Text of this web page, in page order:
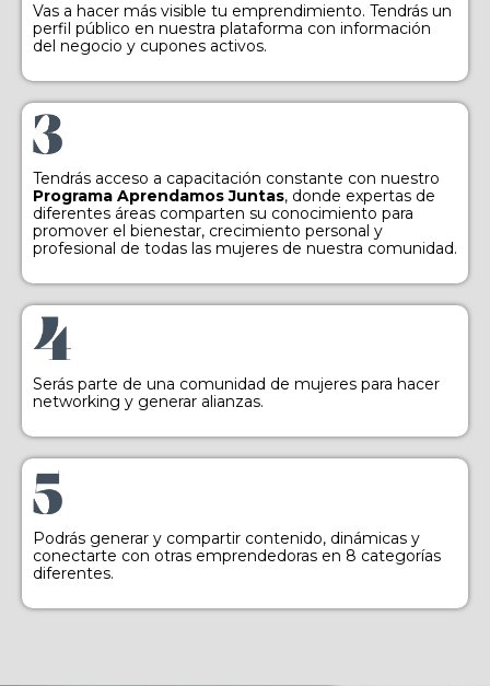
Vas a hacer más visible tu emprendimiento. Tendrás un
perfil público en nuestra plataforma con información
del negocio y cupones activos.
Tendrás acceso a capacitación constante con nuestro
Programa Aprendamos Juntas, donde expertas de
diferentes áreas comparten su conocimiento para
promover el bienestar, crecimiento personal y
profesional de todas las mujeres de nuestra comunidad.
Serás parte de una comunidad de mujeres para hacer
networking y generar alianzas.
Podrás generar y compartir contenido, dinámicas y
conectarte con otras emprendedoras en 8 categorías
diferentes.